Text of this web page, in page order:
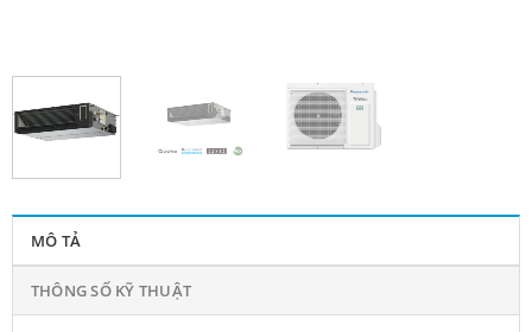
MÔ TẢ
THÔNG SỐ KỸ THUẬT